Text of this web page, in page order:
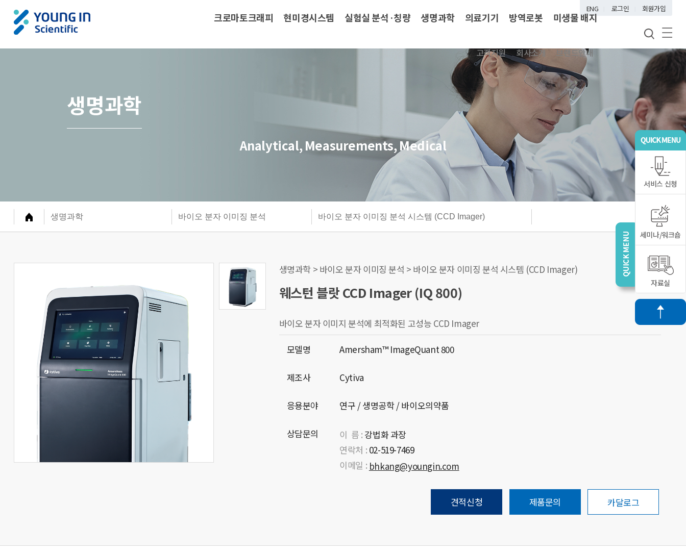
ENG 로그인 회원가입
크로마토크래피 현미경시스템 실험실 분석·칭량 생명과학 의료기기 방역로봇 미생물 배지
브랜드안내
회사소개
고객지원
서비스 신청
세미나/워크숍
자료실
생명과학
Analytical, Measurements, Medical
생명과학 > 바이오 분자 이미징 분석 > 바이오 분자 이미징 분석 시스템 (CCD Imager)
웨스턴 블랏 CCD Imager (IQ 800)
바이오 분자 이미지 분석에 최적화된 고성능 CCD Imager
모델명 Amersham™ ImageQuant 800
제조사 Cytiva
응용분야 연구 / 생명공학 / 바이오의약품
상담문의 이 름 : 강법화 과장
연락처 : 02-519-7469
이메일 : bhkang@youngin.com
견적신청 제품문의 카달로그